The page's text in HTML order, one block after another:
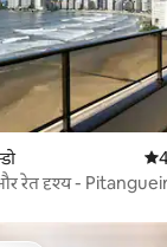
रेत दृश्य -